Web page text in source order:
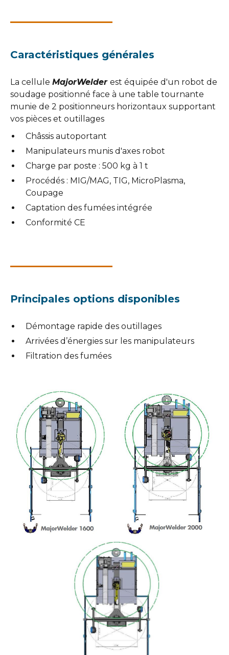
Caractéristiques générales
La cellule MajorWelder est équipée d'un robot de
soudage positionné face à une table tournante
munie de 2 positionneurs horizontaux supportant
vos pièces et outillages
Châssis autoportant
Manipulateurs munis d'axes robot
Charge par poste : 500 kg à 1 t
Procédés : MIG/MAG, TIG, MicroPlasma,
Coupage
Captation des fumées intégrée
Conformité CE
Principales options disponibles
Démontage rapide des outillages
Arrivées d’énergies sur les manipulateurs
Filtration des fumées